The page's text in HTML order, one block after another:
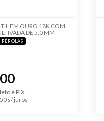
EM OURO 18K COM
DE 5,0 MM
PÉROLAS
e PIX
s/ juros